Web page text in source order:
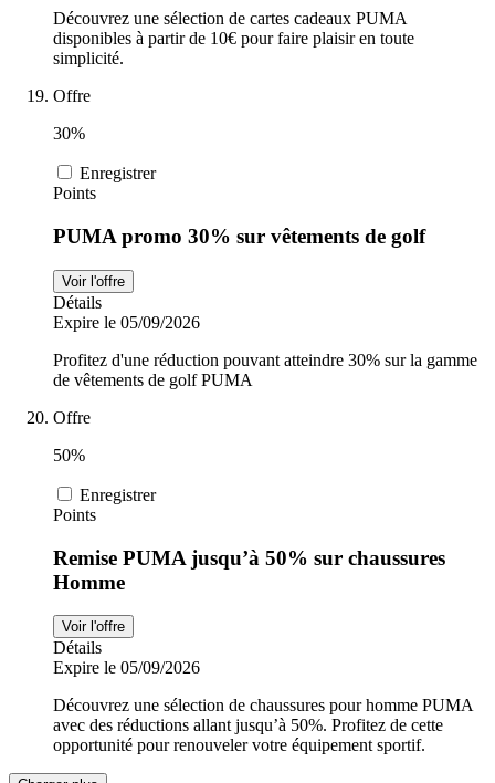
Découvrez une sélection de cartes cadeaux PUMA
disponibles à partir de 10€ pour faire plaisir en toute
simplicité.
Offre
30%
Enregistrer
Points
PUMA promo 30% sur vêtements de golf
Voir l'offre
Détails
Expire le 05/09/2026
Profitez d'une réduction pouvant atteindre 30% sur la gamme
de vêtements de golf PUMA
Offre
50%
Enregistrer
Points
Remise PUMA jusqu’à 50% sur chaussures
Homme
Voir l'offre
Détails
Expire le 05/09/2026
Découvrez une sélection de chaussures pour homme PUMA
avec des réductions allant jusqu’à 50%. Profitez de cette
opportunité pour renouveler votre équipement sportif.